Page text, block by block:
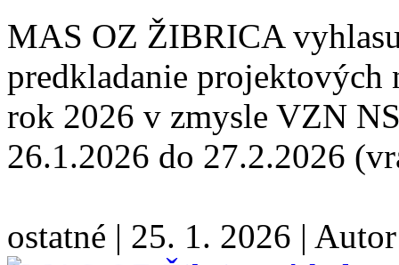
MAS OZ ŽIBRICA
predkladanie projektových
rok 2026 v zmysle VZN
26.1.2026 do 27.2.2026
ostatné | 25. 1. 2026 |